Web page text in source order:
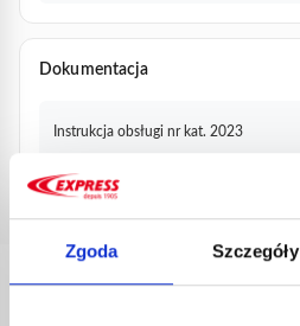
Zgoda Szczegóły
Dokumentacja
Instrukcja obsługi nr kat. 2023
Arkusz komercyjny nr kat. 2023